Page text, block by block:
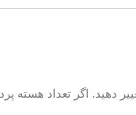
دهید. اگر تعداد هسته